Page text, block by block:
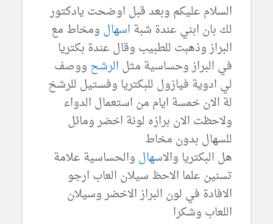
السلام عليكم وبعد قبل اوضحت يادكتور
لك بان ابني عندة شبة اسهال ومخاط مع
البراز وذهبت للطبيب وقال عندة بكتريا
في البراز وحساسية مثل الرشح ووصف
لي ادوية فيازول للبكتريا وفستيل للرشخ
لة الان خمسة ايام من استعمال الدواء
ولاحظت الان برازه لونة اخضر ومائل
للسهال بدون مخاط
هل البكتريا والاسهال والحساسية علامة
تسنين علما الاحظ سيلان العاب ارجو
الافادة في لون البراز الاخضر وسيلان
اللعاب وشكرا